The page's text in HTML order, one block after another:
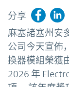
分享
麻塞諸塞州安
公司今天宣佈
換器模組榮獲
2026 年